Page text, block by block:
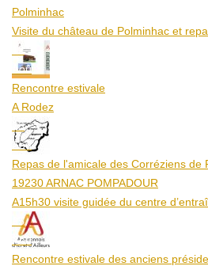
Polminhac
Visite du château de Polminhac et
12
Aoû
Rencontre estivale
A Rodez
23
Aoû
Repas de l'amicale des Corréziens de
19230 ARNAC POMPADOUR
A15h30 visite guidée du centre
25
Aoû
Rencontre estivale des anciens